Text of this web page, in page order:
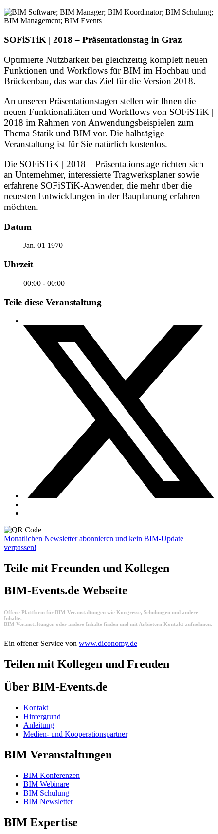
SOFiSTiK | 2018 – Präsentationstag in Graz
Optimierte Nutzbarkeit bei gleichzeitig komplett neuen
Funktionen und Workflows für BIM im Hochbau und
Brückenbau, das war das Ziel für die Version 2018.
An unseren Präsentationstagen stellen wir Ihnen die
neuen Funktionalitäten und Workflows von SOFiSTiK |
2018 im Rahmen von Anwendungsbeispielen zum
Thema Statik und BIM vor. Die halbtägige
Veranstaltung ist für Sie natürlich kostenlos.
Die SOFiSTiK | 2018 – Präsentationstage richten sich
an Unternehmer, interessierte Tragwerksplaner sowie
erfahrene SOFiSTiK-Anwender, die mehr über die
neuesten Entwicklungen in der Bauplanung erfahren
möchten.
Datum
Jan. 01 1970
Uhrzeit
00:00 - 00:00
Teile diese Veranstaltung
Monatlichen Newsletter abonnieren und kein BIM-Update
verpassen!
Teile mit Freunden und Kollegen
BIM-Events.de Webseite
Offene Plattform für BIM-Veranstaltungen wie Kongresse, Schulungen und andere
Inhalte.
BIM-Veranstaltungen oder andere Inhalte finden und mit Anbietern Kontakt aufnehmen.
Ein offener Service von www.diconomy.de
Teilen mit Kollegen und Freuden
Über BIM-Events.de
Kontakt
Hintergrund
Anleitung
Medien- und Kooperationspartner
BIM Veranstaltungen
BIM Konferenzen
BIM Webinare
BIM Schulung
BIM Newsletter
BIM Expertise